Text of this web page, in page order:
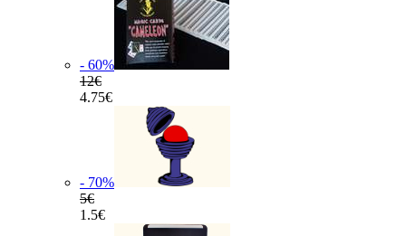
- 60%
12€
4.75€
- 70%
5€
1.5€